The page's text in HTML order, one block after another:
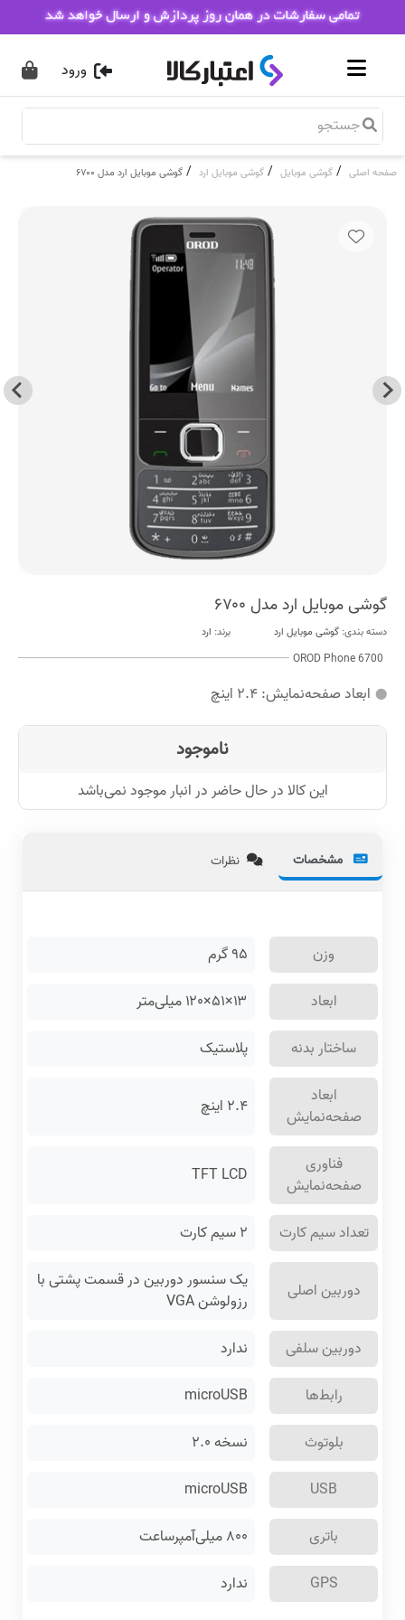
ورود
صفحه اصلی / گوشی موبایل / گوشی موبایل ارد / گوشی موبایل ارد مدل ۶۷۰۰
گوشی موبایل ارد مدل ۶۷۰۰
دسته بندی: گوشی موبایل ارد برند: ارد
OROD Phone 6700
ابعاد صفحه‌نمایش:۲.۴ اینچ
ناموجود
این کالا در حال حاضر در انبار موجود نمی‌باشد
مشخصات نظرات
وزن ۹۵گرم
ابعاد
۱۳×۵۱×۱۲۰ میلی‌متر
ساختار بدنه
پلاستیک
ابعاد
صفحه‌نمایش
۲.۴ اینچ
فناوری
صفحه‌نمایش
TFT LCD
تعداد سیم کارت ۲ سیم کارت
دوربین اصلی
یک سنسور دوربین در قسمت پشتی با
رزولوشن VGA
دوربین سلفی
ندارد
رابط‌ها
microUSB
بلوتوث
نسخه ۲.۰
USB
microUSB
باتری
۸۰۰ میلی‌آمپرساعت
GPS
ندارد